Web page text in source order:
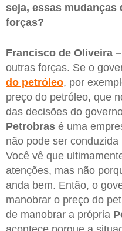
seja, essas mudanças
forças?
Francisco de Oliveira –
outras forças. Se o
do petróleo, por
preço do petróleo, que
das decisões do
Petrobras é uma
não pode ser
Você vê que
atenções, mas não
anda bem. Então, o
manobrar o preço do
de manobrar a própria